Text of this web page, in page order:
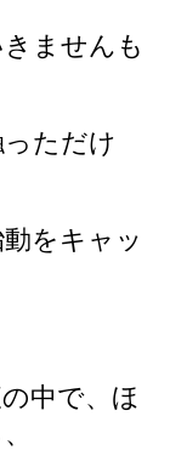
ませんも
ただけ
をキャッ
中で、ほ